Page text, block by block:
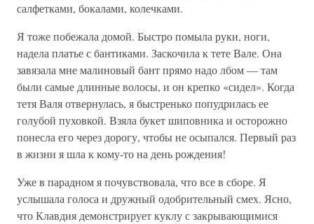
салфетками, бокалами, колечками.
Я тоже побежала домой. Быстро помыла руки, ноги,
надела платье с бантиками. Заскочила к тете Вале. Она
завязала мне малиновый бант прямо надо лбом — там
были самые длинные волосы, и он крепко «сидел». Когда
тетя Валя отвернулась, я быстренько попудрилась ее
голубой пуховкой. Взяла букет шиповника и осторожно
понесла его через дорогу, чтобы не осыпался. Первый раз
в жизни я шла к кому-то на день рождения!
Уже в парадном я почувствовала, что все в сборе. Я
услышала голоса и друж­ный одобрительный смех. Ясно,
что Клавдия демонстрирует куклу с закрывающимися